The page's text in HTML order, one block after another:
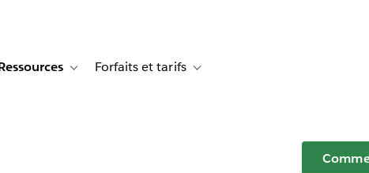
Témoignages clients
sub-navigation for SolutionsToggle sub-navigation for Ressources
Forfaits et tarifs Toggle sub-navigation for Forfaits et